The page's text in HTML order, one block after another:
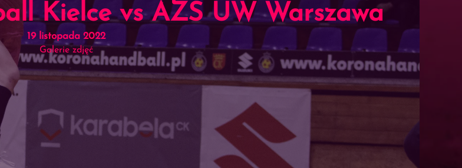
Kielce vs AZS UW Warszawa
19 listopada 2022
Galerie zdjęć